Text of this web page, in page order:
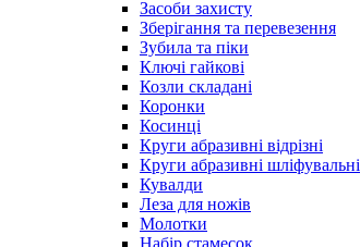
Засоби захисту
Зберігання та перевезення
Зубила та піки
Ключі гайкові
Козли складані
Коронки
Косинці
Круги абразивні відрізні
Круги абразивні шліфувальні
Кувалди
Леза для ножів
Молотки
Набір стамесок